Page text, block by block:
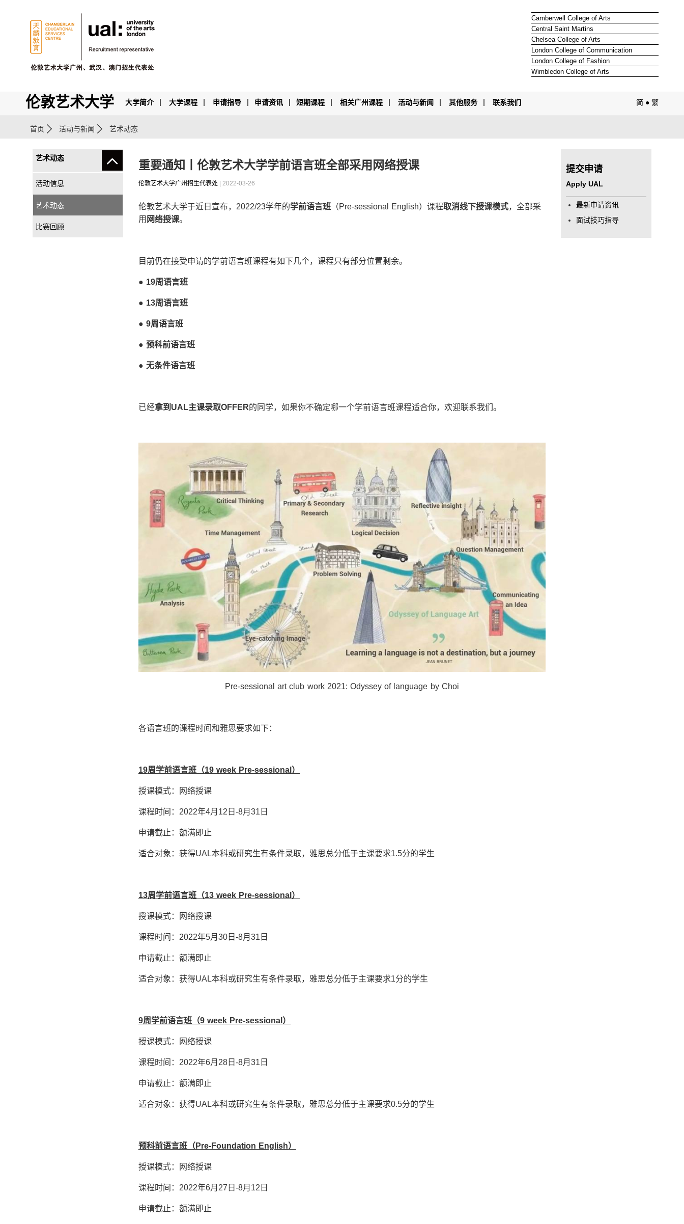
Camberwell College of Arts
Central Saint Martins
Chelsea College of Arts
London College of Communication
London College of Fashion
Wimbledon College of Arts
大学简介 大学课程 申请指导 申请资讯 短期课程 相关广州课程 活动与新闻 其他服务 联系我们
伦敦艺术大学 简 ● 繁
首页 活动与新闻 艺术动态
艺术动态
活动信息
艺术动态
比赛回顾
重要通知丨伦敦艺术大学学前语言班全部采用网络授课
伦敦艺术大学广州招生代表处 | 2022-03-26
伦敦艺术大学于近日宣布，2022/23学年的学前语言班（Pre-sessional English）课程取消线下授课模式，全部采
用 网络授课。
目前仍在接受申请的学前语言班课程有如下几个，课程只有部分位置剩余。
● 19周语言班
● 13周语言班
●9周语言班
●预科前语言班
●无条件语言班
已经拿到 UAL主课录取OFFER的同学，如果你不确定哪一个学前语言班课程适合你，欢迎联系我们。
Pre-sessional art club work 2021: Odyssey of language by Choi
各语言班的课程时间和雅思要求如下：
19周学前语言班（19 week Pre-sessional ）
授课模式：网络授课
课程时间：2022年4月12日-8月31日
申请截止：额满即止
适合对象：获得UAL本科或研究生有条件录取，雅思总分低于主课要求1.5分的学生
13周学前语言班（13 week Pre-sessional ）
授课模式：网络授课
课程时间：2022年5月30日-8月31日
申请截止：额满即止
适合对象：获得UAL本科或研究生有条件录取，雅思总分低于主课要求1分的学生
9周学前语言班（9 week Pre-sessional ）
授课模式：网络授课
课程时间：2022年6月28日-8月31日
申请截止：额满即止
适合对象：获得UAL本科或研究生有条件录取，雅思总分低于主课要求0.5分的学生
预科前语言班（ Pre-Foundation English）
授课模式：网络授课
课程时间：2022年6月27日-8月12日
申请截止：额满即止
提交申请
Apply UAL
最新申请资讯
面试技巧指导